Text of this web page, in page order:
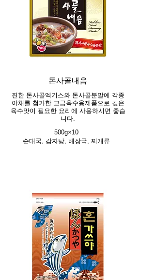
돈사골내음
진한 돈사골엑기스와 돈사골분말에 각종
야채를 첨가한 고급육수용제품으로 깊은
육수맛이 필요한 요리에 사용하시면 좋습
니다.
500g×10
순대국, 감자탕, 해장국, 찌개류